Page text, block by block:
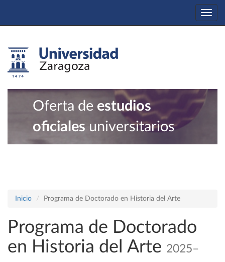
Oferta de estudios
oficiales universitarios
Inicio Programa de Doctorado en Historia del Arte
Programa de Doctorado
en Historia del Arte 2025–